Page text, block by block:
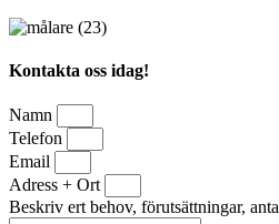
Kontakta oss idag!
Namn
Telefon
Email
Adress + Ort
Beskriv ert behov, förutsättningar,